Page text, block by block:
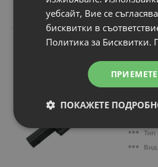
Подобни
N
Acer
7745Z
Тип
Вид
уебсайт, Вие се
бисквитки в
Политика за Бисквитки.
ПОКАЖЕТЕ